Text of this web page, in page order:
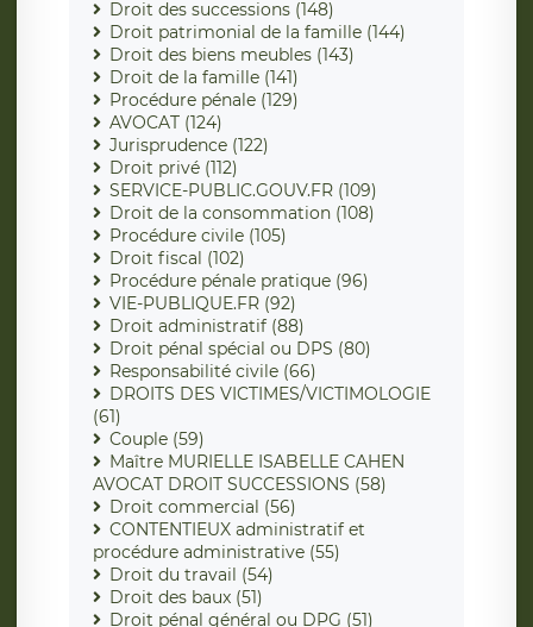
Droit des successions (148)
Droit patrimonial de la famille (144)
Droit des biens meubles (143)
Droit de la famille (141)
Procédure pénale (129)
AVOCAT (124)
Jurisprudence (122)
Droit privé (112)
SERVICE-PUBLIC.GOUV.FR (109)
Droit de la consommation (108)
Procédure civile (105)
Droit fiscal (102)
Procédure pénale pratique (96)
VIE-PUBLIQUE.FR (92)
Droit administratif (88)
Droit pénal spécial ou DPS (80)
Responsabilité civile (66)
DROITS DES VICTIMES/VICTIMOLOGIE
(61)
Couple (59)
Maître MURIELLE ISABELLE CAHEN
AVOCAT DROIT SUCCESSIONS (58)
Droit commercial (56)
CONTENTIEUX administratif et
procédure administrative (55)
Droit du travail (54)
Droit des baux (51)
Droit pénal général ou DPG (51)